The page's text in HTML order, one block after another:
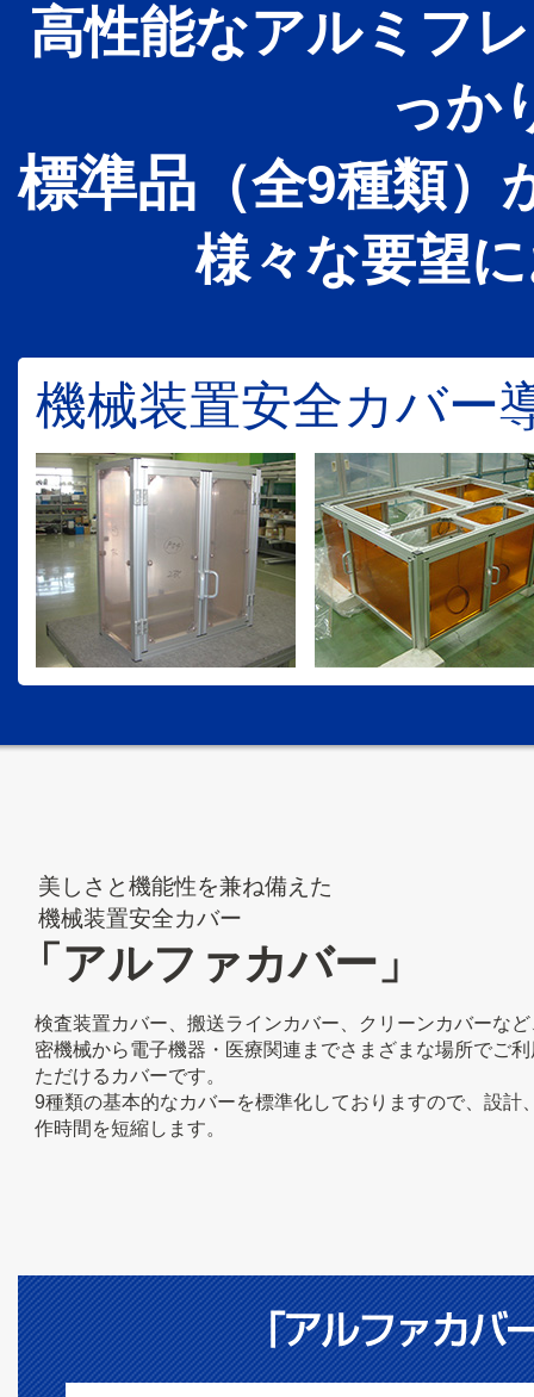
高性能なアルミフ
っか
標準品 （全9種類）
様々な要望
機械装置安全カバー
美しさと機能性を兼ね備えた
機械装置安全カバー
「アルファカバー」
検査装置カバー、搬送ラインカバー、クリーンカバーな
密機械から電子機器・医療関連までさまざまな場所でご
ただけるカバーです。
9種類の基本的なカバーを標準化しておりますので、設計
作時間を短縮します。